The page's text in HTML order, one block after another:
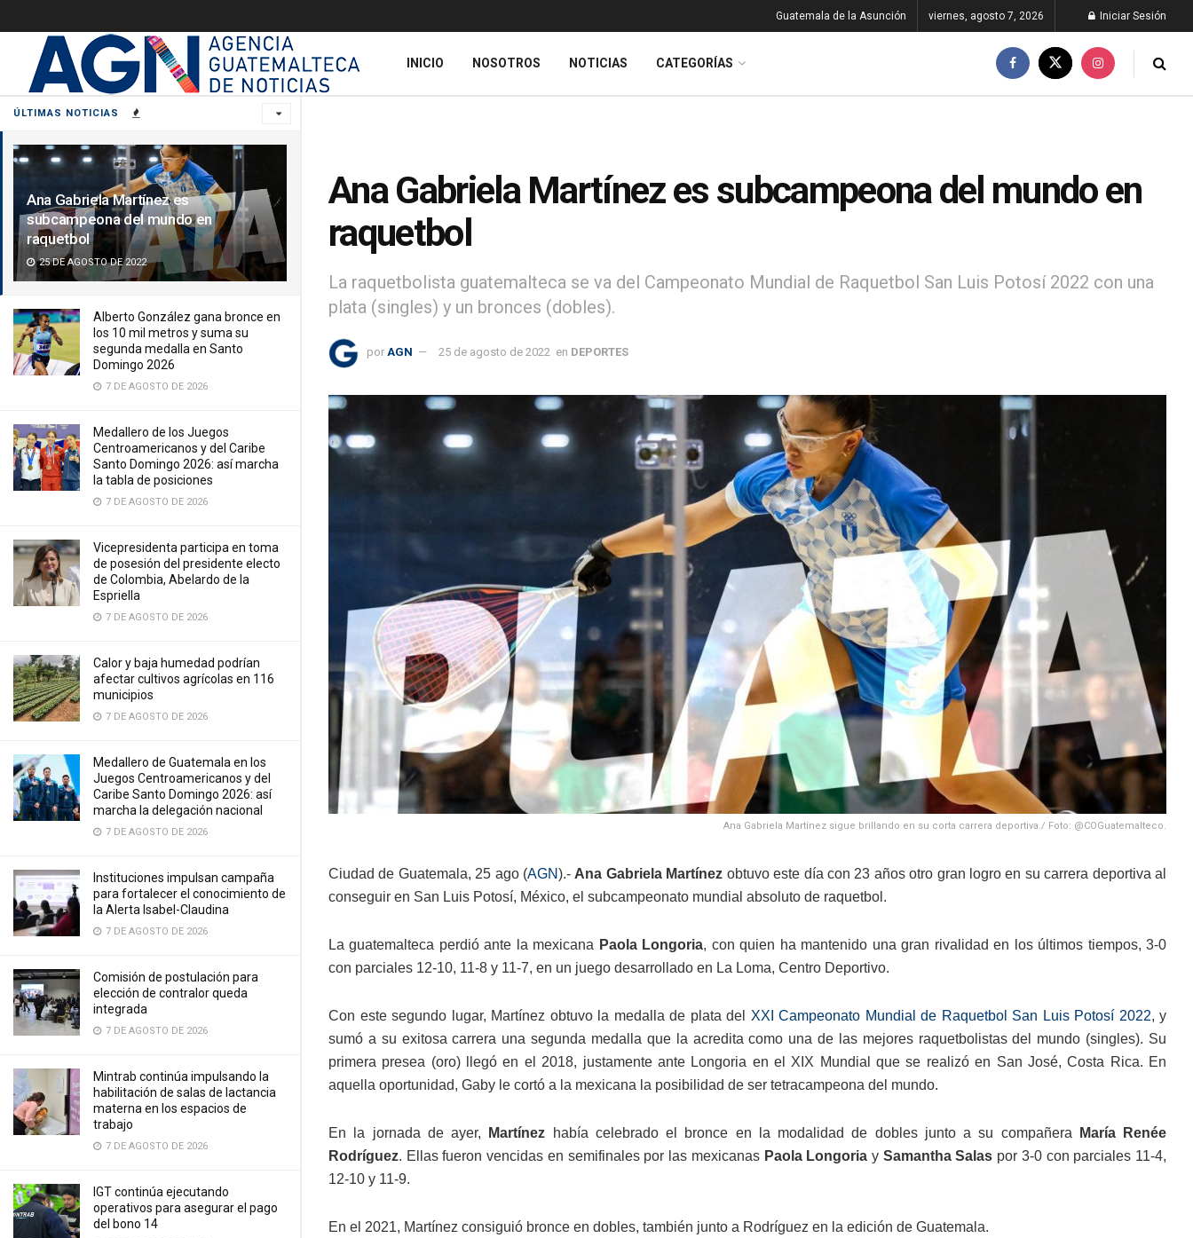
ÚLTIMAS NOTICIAS
Ana Gabriela Martínez es
subcampeona del mundo en
raquetbol
25 DE AGOSTO DE 2022
Alberto González gana bronce en
los 10 mil metros y suma su
segunda medalla en Santo
Domingo 2026
7 DE AGOSTO DE 2026
Medallero de los Juegos
Centroamericanos y del Caribe
Santo Domingo 2026: así marcha
la tabla de posiciones
7 DE AGOSTO DE 2026
Vicepresidenta participa en toma
de posesión del presidente electo
de Colombia, Abelardo de la
Espriella
7 DE AGOSTO DE 2026
Calor y baja humedad podrían
afectar cultivos agrícolas en 116
municipios
7 DE AGOSTO DE 2026
Medallero de Guatemala en los
Juegos Centroamericanos y del
Caribe Santo Domingo 2026: así
marcha la delegación nacional
7 DE AGOSTO DE 2026
Instituciones impulsan campaña
para fortalecer el conocimiento de
la Alerta Isabel-Claudina
7 DE AGOSTO DE 2026
Comisión de postulación para
elección de contralor queda
integrada
7 DE AGOSTO DE 2026
Mintrab continúa impulsando la
habilitación de salas de lactancia
materna en los espacios de
trabajo
7 DE AGOSTO DE 2026
IGT continúa ejecutando
operativos para asegurar el pago
del bono 14
Guatemala de la Asunción viernes, agosto 7, 2026 Iniciar Sesión
INICIO NOSOTROS NOTICIAS CATEGORÍAS
Ana Gabriela Martínez es subcampeona del mundo en
raquetbol
La raquetbolista guatemalteca se va del Campeonato Mundial de Raquetbol San Luis Potosí 2022 con una
plata (singles) y un bronces (dobles).
por AGN 25 de agosto de 2022 en DEPORTES
Ana Gabriela Martínez sigue brillando en su corta carrera deportiva./ Foto: @COGuatemalteco.
Ciudad de Guatemala, 25 ago (AGN).- Ana Gabriela Martínez obtuvo este día con 23 años otro gran logro en su carrera deportiva al
conseguir en San Luis Potosí, México, el subcampeonato mundial absoluto de raquetbol.
La guatemalteca perdió ante la mexicana Paola Longoria, con quien ha mantenido una gran rivalidad en los últimos tiempos, 3-0
con parciales 12-10, 11-8 y 11-7, en un juego desarrollado en La Loma, Centro Deportivo.
Con este segundo lugar, Martínez obtuvo la medalla de plata del XXI Campeonato Mundial de Raquetbol San Luis Potosí 2022, y
sumó a su exitosa carrera una segunda medalla que la acredita como una de las mejores raquetbolistas del mundo (singles). Su
primera presea (oro) llegó en el 2018, justamente ante Longoria en el XIX Mundial que se realizó en San José, Costa Rica. En
aquella oportunidad, Gaby le cortó a la mexicana la posibilidad de ser tetracampeona del mundo.
En la jornada de ayer, Martínez había celebrado el bronce en la modalidad de dobles junto a su compañera
María Renée
Rodríguez. Ellas fueron vencidas en semifinales por las mexicanasPaola Longoria y Samantha Salas por 3-0 con parciales 11-4,
12-10 y 11-9.
En el 2021, Martínez consiguió bronce en dobles, también junto a Rodríguez en la edición de Guatemala.